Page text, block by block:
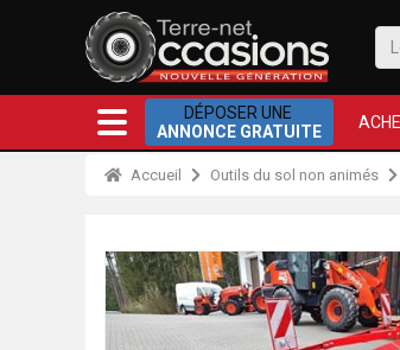
DÉPOSER UNE
ANNONCE GRATUITE
Accueil Outils du sol non animés